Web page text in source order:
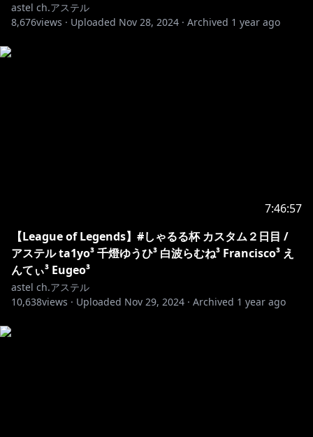
astel ch.アステル
8,676views · Uploaded Nov 28, 2024 · Archived 1 year ago
7:46:57
【League of Legends】#しゃるる杯 カスタム２日目 /
アステル ta1yo³ 千燈ゆうひ³ 白波らむね³ Francisco³ え
んてぃ³ Eugeo³
astel ch.アステル
10,638views · Uploaded Nov 29, 2024 · Archived 1 year ago